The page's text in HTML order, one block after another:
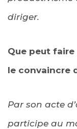
diriger.
Que peut
le convaincre
Par son acte
participe au